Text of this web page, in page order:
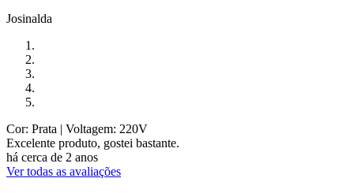
Josinalda
Cor: Prata | Voltagem: 220V
Excelente produto, gostei bastante.
há cerca de 2 anos
Ver todas as avaliações